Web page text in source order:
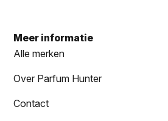
Meer informatie
Alle merken
Over Parfum Hunter
Contact